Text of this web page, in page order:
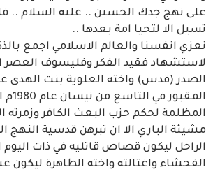
على نهج جدك الحسين .. عليه السلام ..
تسيل الا لتحيا امة بعدها ..
نعزي انفسنا والعالم الاسلامي اجمع
لاستشهاد فقيد الفكر وفليسوف العصر
الصدر (قدس) واخته العلوية بنت الهدى
المظلمة لحكم حزب البعث الكافر وزمرته
مشيئة الباري الا ان تبرهن قدسية النهج
الراحل ليكون قصاص قاتليه في ذات اليوم
الفحشاء واغتالته واخته الطاهرة ليكون